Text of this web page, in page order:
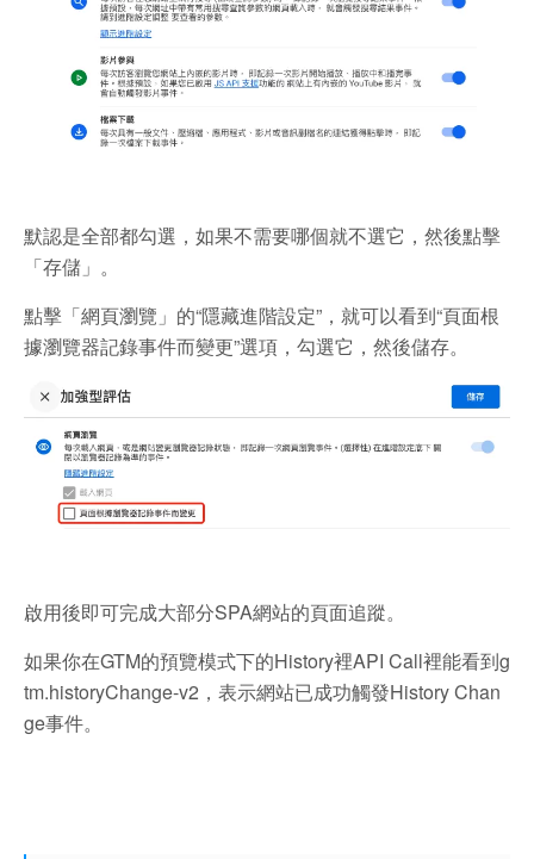
默認是全部都勾選， 如果不需要哪個就不選它，然後點擊
「存儲」。
點擊「網頁瀏覽」的“隱藏進階設定”，就可以看到“頁面根
據瀏覽器記錄事件而變更”選項，勾選它，然後儲存。
啟用後即可完成大部分SPA網站的頁面追蹤。
如果你在GTM的預覽模式下的History裡API Call裡能看到g
tm.historyChange-v2，表示網站已成功觸發History Chan
ge事件。